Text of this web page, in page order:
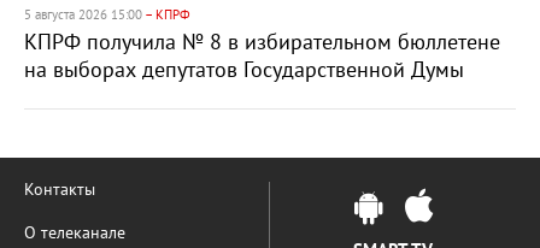
5 августа 2026 15:00 – КПРФ
КПРФ получила № 8 в избирательном бюллетене
на выборах депутатов Государственной Думы
Контакты
О телеканале